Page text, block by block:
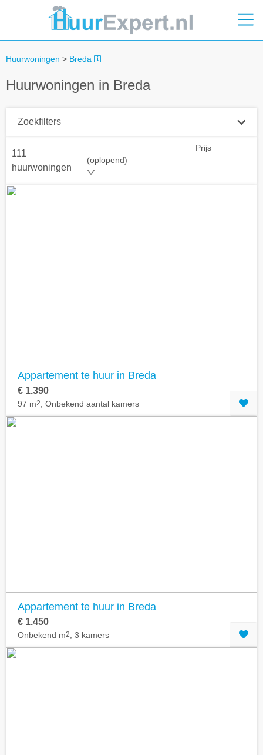
Huurwoningen > Breda
Huurwoningen in Breda
Zoekfilters
Plaatsnaam
+ 0 km
111
huurwoningen
Prijs
(oplopend)
Appartement te huur in Breda
€ 1.390
97 m2 , Onbekend aantal kamers
Appartement te huur in Breda
€ 1.450
Onbekend m2 , 3 kamers